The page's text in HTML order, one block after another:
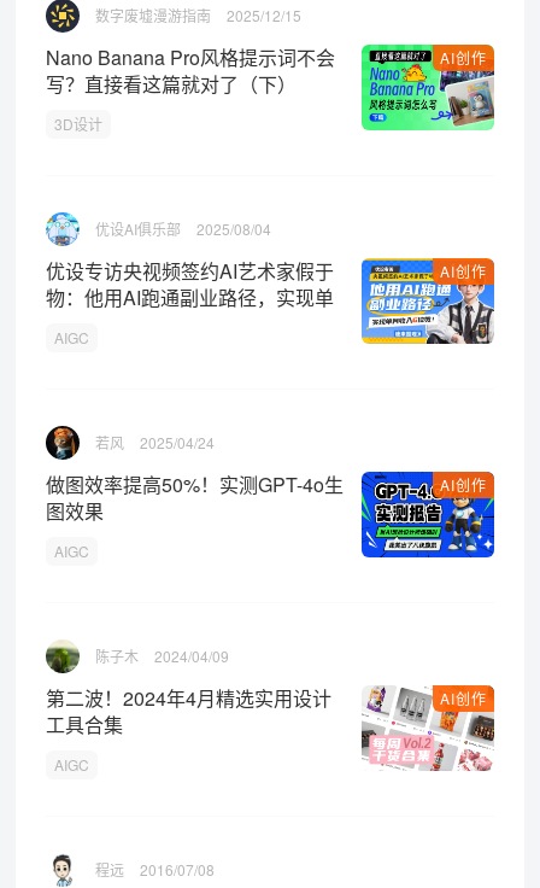
数字废墟漫游指南 2025/12/15
AI创作
Nano Banana Pro风格提示词不会
写？直接看这篇就对了（下）
3D设计
优设AI俱乐部 2025/08/04
AI创作
优设专访央视频签约AI艺术家假于
物：他用AI跑通副业路径，实现单
AIGC
若风 2025/04/24
AI创作
做图效率提高50%！实测GPT-4o生
图效果
AIGC
陈子木 2024/04/09
AI创作
第二波！2024年4月精选实用设计
工具合集
AIGC
程远 2016/07/08